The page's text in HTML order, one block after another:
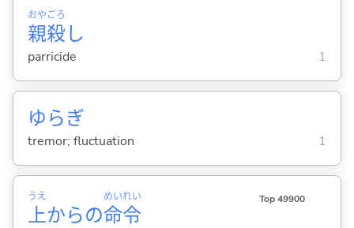
親
おや
殺
ごろ
し
parricide 1
ゆらぎ
tremor; fluctuation 1
上
うえ
からの命
めい
令
れい Top 49900